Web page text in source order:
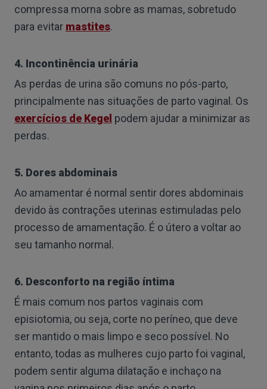
compressa morna sobre as mamas, sobretudo
para evitar mastites.
4. Incontinência urinária
As perdas de urina são comuns no pós-parto,
principalmente nas situações de parto vaginal. Os
exercícios de Kegel podem ajudar a minimizar as
perdas.
5. Dores abdominais
Ao amamentar é normal sentir dores abdominais
devido às contrações uterinas estimuladas pelo
processo de amamentação. É o útero a voltar ao
seu tamanho normal.
6. Desconforto na região íntima
É mais comum nos partos vaginais com
episiotomia, ou seja, corte no períneo, que deve
ser mantido o mais limpo e seco possível. No
entanto, todas as mulheres cujo parto foi vaginal,
podem sentir alguma dilatação e inchaço na